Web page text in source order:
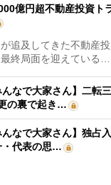
億円超不動産投資ト
追及してきた不動産
終局面を迎えている…
んなで大家さん】二転
の裏で起き…
んなで大家さん】独占
・代表の思…